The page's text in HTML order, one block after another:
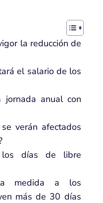
la reducción de
el salario de los
jornada anual con
verán afectados
los días de libre
medida a los
más de 30 días